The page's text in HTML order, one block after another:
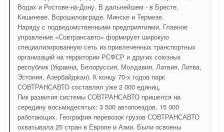
Водах и Ростове-на-Дону. В дальнейшем - в Бресте,
Кишиневе, Ворошиловграде, Минске и Термезе.
Наряду с подведомственными предприятиями, Главное
управление «Совтрансавто» формирует широкую
специализированную сеть из привлеченных транспортных
организаций на территории РСФСР и других союзных
республик (Украина, Белоруссия, Молдавия, Латвия, Литва,
Эстония, Азербайджан). К концу 70-х годов парк
СОВТРАНСАВТО составлял уже 2 000 единиц.
Пик развития системы СОВТРАНСАВТО пришелся на
середину восьмидесятых: 3 500 автопоездов, 15 000
работающих. География перевозок грузов СОВТРАНСАВТО
охватывала 25 стран в Европе и Азии. Были освоены